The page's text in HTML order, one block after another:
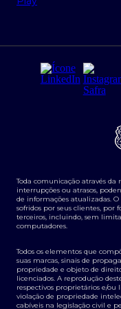
Regras e Parâmetros
Segurança da
Tarifas e serviços
Transparência de
Termos e Condições
Derivativos
Agronegócios
Toda comunicação através
interrupções ou atrasos,
de informações atualizadas.
sofridos por seus clientes, por
terceiros, incluindo, sem
computadores.
Todos os elementos que
suas marcas, sinais de
propriedade e objeto de
licenciados. A reprodução
respectivos proprietários e/
violação de propriedade
cabíveis na legislação civil e